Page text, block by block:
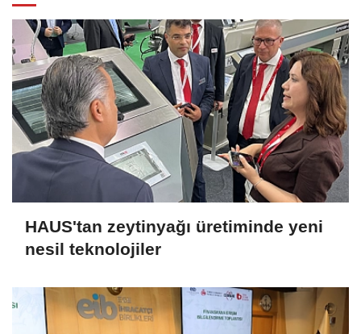
HAUS'tan zeytinyağı üretiminde yeni
nesil teknolojiler